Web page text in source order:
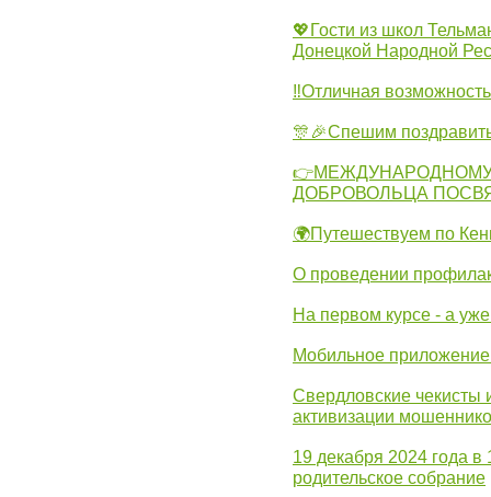
💖Гости из школ
Донецкой Народной
‼Отличная
🎊🎉Спешим
ДОБРОВОЛЬЦА
🌍Путешествуем по
О проведении
На первом курсе - а
Мобильное
Свердловские
активизации
19 декабря 2024 года
родительское собрание